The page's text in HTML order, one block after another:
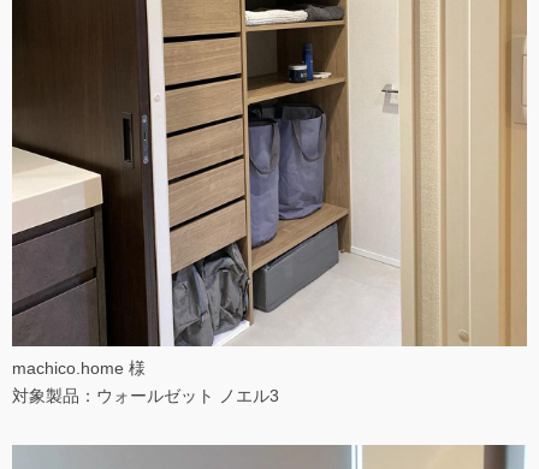
machico.home 様
対象製品：ウォールゼット ノエル3